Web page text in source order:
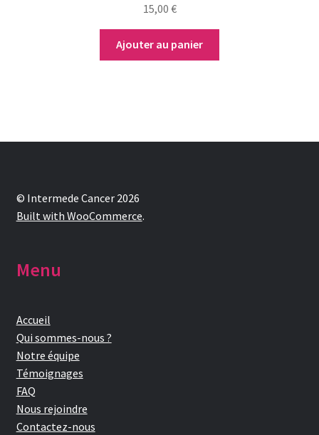
15,00 €
Ajouter au panier
Menu
Accueil
Qui sommes-nous ?
Notre équipe
Témoignages
FAQ
Nous rejoindre
Contactez-nous
© Intermede Cancer 2026
Built with WooCommerce.